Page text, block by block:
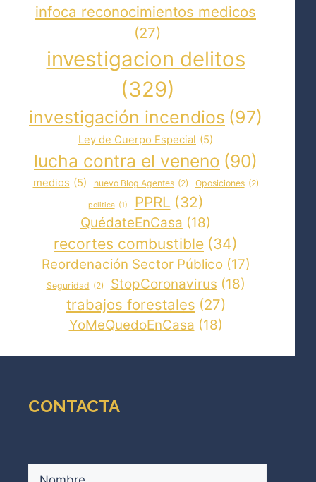
infoca reconocimientos medicos
(27)
investigacion delitos
(329)
investigación incendios (97)
Ley de Cuerpo Especial (5)
lucha contra el veneno (90)
medios (5) nuevo Blog Agentes (2) Oposiciones (2)
politica (1) PPRL (32)
QuédateEnCasa (18)
recortes combustible (34)
Reordenación Sector Público (17)
Seguridad (2) StopCoronavirus (18)
trabajos forestales (27)
YoMeQuedoEnCasa (18)
CONTACTA